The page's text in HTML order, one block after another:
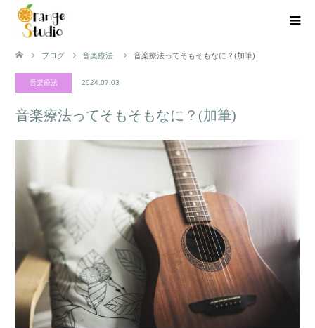
ブログ 音楽療法 音楽療法ってそもそもなに？(加筆)
音楽療法 2024.07.03
音楽療法ってそもそもなに？(加筆)